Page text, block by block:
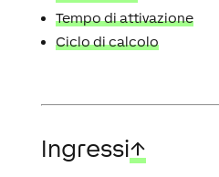
Tempo di attivazione
Ciclo di calcolo
Ingressi↑